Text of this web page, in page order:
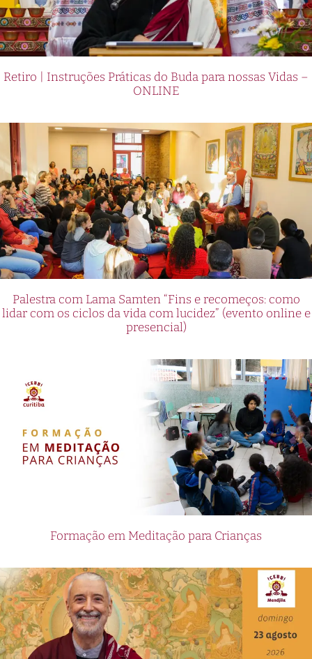
Retiro | Instruções Práticas do Buda para nossas Vidas –
ONLINE
Palestra com Lama Samten “Fins e recomeços: como
lidar com os ciclos da vida com lucidez” (evento online e
presencial)
Formação em Meditação para Crianças